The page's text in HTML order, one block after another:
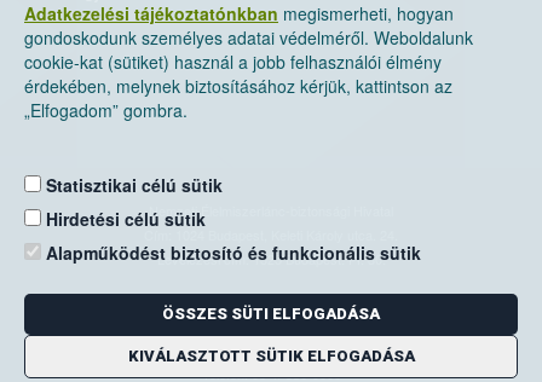
Adatkezelési tájékoztatónkban megismerheti, hogyan
gondoskodunk személyes adatai védelméről. Weboldalunk
cookie-kat (sütiket) használ a jobb felhasználói élmény
érdekében, melynek biztosításához kérjük, kattintson az
„Elfogadom” gombra.
Statisztikai célú sütik
Hirdetési célú sütik
Alapműködést biztosító és funkcionális sütik
ÖSSZES SÜTI ELFOGADÁSA
KIVÁLASZTOTT SÜTIK ELFOGADÁSA
Nemzeti Élelmiszerlánc-biztonsági Hivatal
Levelezési cím: 1525 Budapest. Pf. 30.
E-mail:ugyfelszolgalat@nebih.gov.hu
Zöld szám: 06-80/263-244
Telefon: 06-1/ 336-9000